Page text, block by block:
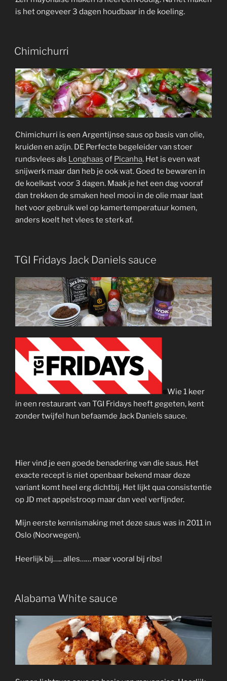
is het ongeveer 3 dagen houdbaar in de koeling.
Chimichurri
Chimichurri is een Argentijnse saus op basis van olie,
kruiden en azijn. DE Perfecte begeleider van stoer
rundsvlees als Longhaas of Picanha. Het is even wat
snijwerk maar dan heb je ook wat. Goed te bewaren in
de koelkast voor 3 dagen. Maak je het een dag vooraf
dan trekken de smaken heel mooi in de olie maar laat
het voor gebruik wel op kamertemperatuur komen,
anders koelt het vlees te sterk af.
TGI Fridays Jack Daniels sauce
Wie 1 keer
in een restaurant van TGI Fridays heeft gegeten, kent
zonder twijfel hun befaamde Jack Daniels sauce.
Hier vind je een goede benadering van die saus. Het
exacte recept is niet openbaar bekend maar deze
variant komt heel erg dichtbij. Het lijkt qua consistentie
op JD met appelstroop maar dan veel verfijnder.
Mijn eerste kennismaking met deze saus was in 2011 in
Oslo (Noorwegen).
Heerlijk bij….. alles…… maar vooral bij ribs!
Alabama White sauce